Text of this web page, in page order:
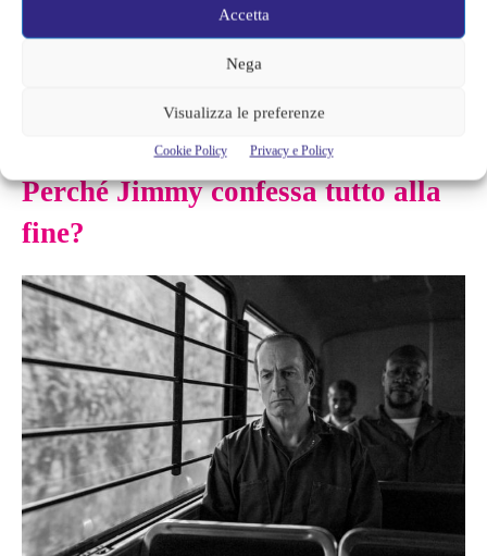
Accetta
Nega
Visualizza le preferenze
Cookie Policy Privacy e Policy
e convincerla, non gli verrà difficile farlo con almeno uno dei
giurati per avere il suo patteggiamento.
ottima per una possibile e ormai distantissima redenzione.
Perché Jimmy confessa tutto alla
fine?